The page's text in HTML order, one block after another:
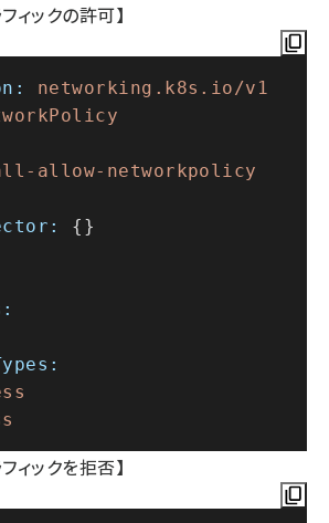
ィックの許可】
networking.k8s.io/v1
allow-networkpolicy
{}
ィックを拒否】